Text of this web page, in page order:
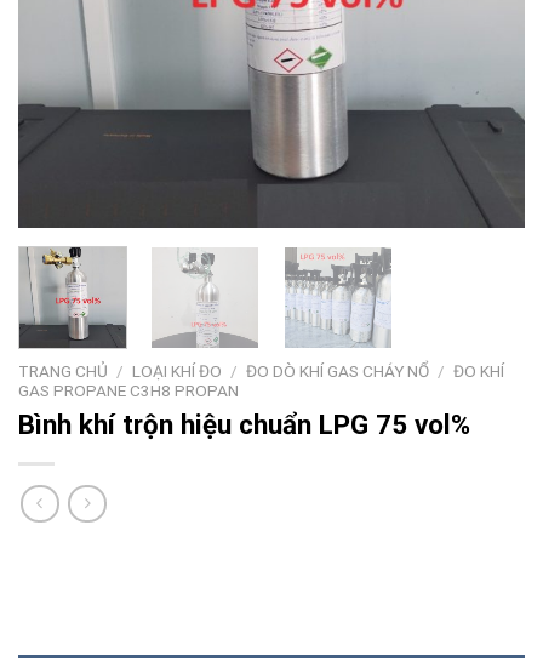
TRANG CHỦ / LOẠI KHÍ ĐO / ĐO DÒ KHÍ GAS CHÁY NỔ / ĐO KHÍ
GAS PROPANE C3H8 PROPAN
Bình khí trộn hiệu chuẩn LPG 75 vol%